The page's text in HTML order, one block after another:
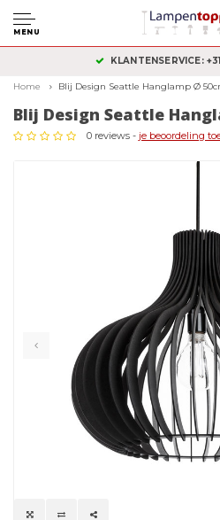
MENU
KLANTENSERVICE:
Home Blij Design Seattle Hanglamp Ø
Blij Design Seattle
0 reviews - je beoordeling